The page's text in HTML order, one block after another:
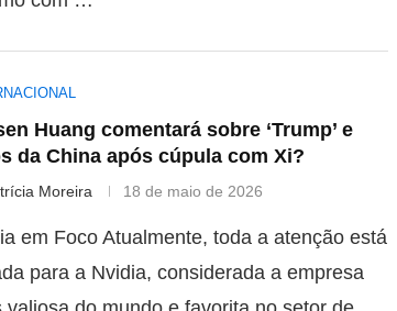
Huang comentará sobre ‘Trump’ e
da China após cúpula com Xi?
Moreira 18 de maio de 2026
em Foco Atualmente, toda a atenção está
para a Nvidia, considerada a empresa